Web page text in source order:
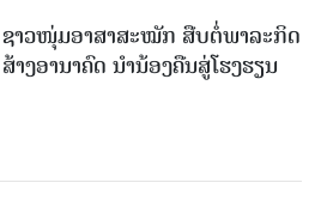
ຊາວໜຸ່ມອາສາສະໝັກ ສືບຕໍ່ພາລະກິດ
ສ້າງອານາຄົດ ນໍານ້ອງຄືນສູ່ໂຮງຮຽນ